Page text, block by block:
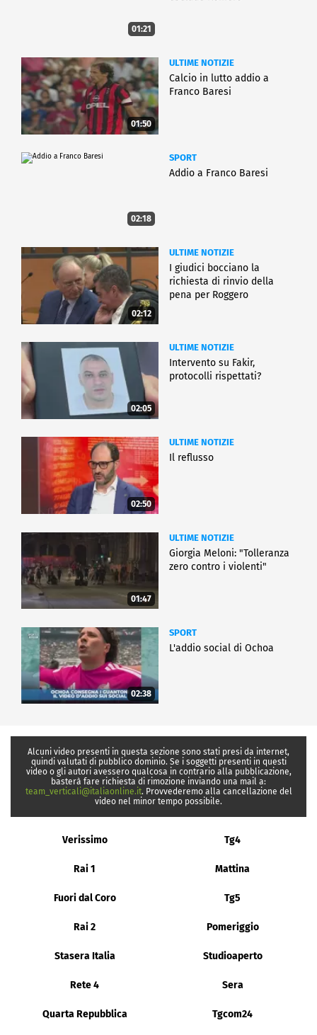
01:21
01:50
ULTIME NOTIZIE
Calcio in lutto addio a
Franco Baresi
02:18
SPORT
Addio a Franco Baresi
02:12
ULTIME NOTIZIE
I giudici bocciano la
richiesta di rinvio della
pena per Roggero
02:05
ULTIME NOTIZIE
Intervento su Fakir,
protocolli rispettati?
02:50
ULTIME NOTIZIE
Il reflusso
01:47
ULTIME NOTIZIE
Giorgia Meloni: "Tolleranza
zero contro i violenti"
02:38
SPORT
L'addio social di Ochoa
Alcuni video presenti in questa sezione sono stati presi da internet,
quindi valutati di pubblico dominio. Se i soggetti presenti in questi
video o gli autori avessero qualcosa in contrario alla pubblicazione,
basterà fare richiesta di rimozione inviando una mail a:
team_verticali@italiaonline.it. Provvederemo alla cancellazione del
video nel minor tempo possibile.
Verissimo Tg4
Rai 1 Mattina
Fuori dal Coro Tg5
Rai 2 Pomeriggio
Stasera Italia Studioaperto
Rete 4 Sera
Quarta Repubblica Tgcom24